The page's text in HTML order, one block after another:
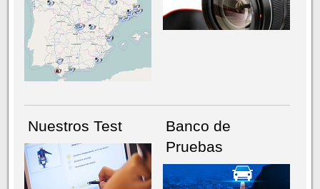
NÚMERO ACTUALHEMEROTECA
Nuestros Test
Banco de
Pruebas